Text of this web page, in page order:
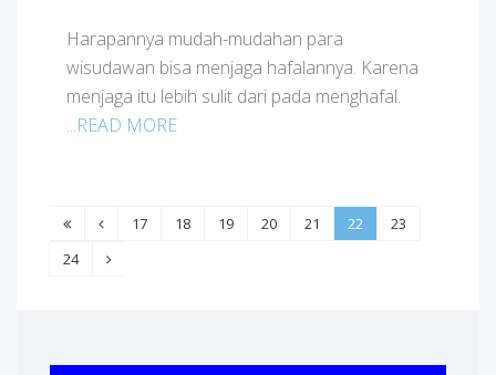
Harapannya mudah-mudahan para
wisudawan bisa menjaga hafalannya. Karena
menjaga itu lebih sulit dari pada menghafal.
...READ MORE
17 18 19 20 21 22
23
24